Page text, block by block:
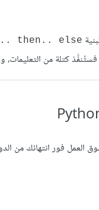
then.. else
العمل فور انتهائك من